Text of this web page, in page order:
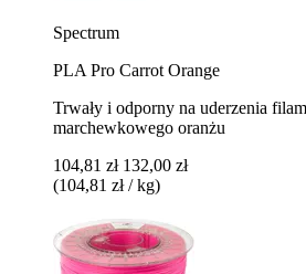
Spectrum
PLA Pro Carrot Orange
Trwały i odporny na uderzenia
marchewkowego oranżu
104,81 zł 132,00 zł
(104,81 zł / kg)